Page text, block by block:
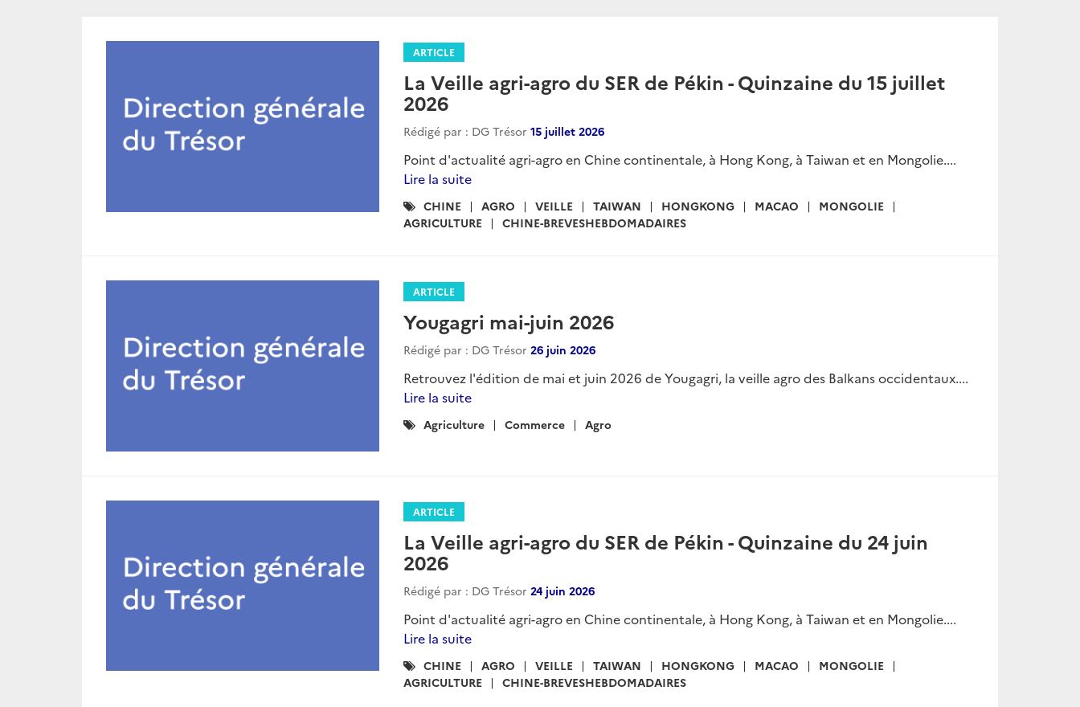
ARTICLE
La Veille agri-agro du SER de Pékin - Quinzaine du 15 juillet
2026
Rédigé par : DG Trésor 15 juillet 2026
Point d'actualité agri-agro en Chine continentale, à Hong Kong, à Taiwan et en Mongolie....
Lire la suite
Catégories
:
CHINE AGRO VEILLE TAIWAN HONGKONG MACAO
MONGOLIE
AGRICULTURE
CHINE-BREVESHEBDOMADAIRES
ARTICLE
Yougagri mai-juin 2026
Rédigé par : DG Trésor 26 juin 2026
Retrouvez l'édition de mai et juin 2026 de Yougagri, la veille agro des Balkans occidentaux....
Lire la suite
Catégories
Agriculture Commerce Agro
ARTICLE
La Veille agri-agro du SER de Pékin - Quinzaine du 24 juin
2026
Rédigé par : DG Trésor 24 juin 2026
Point d'actualité agri-agro en Chine continentale, à Hong Kong, à Taiwan et en Mongolie....
Lire la suite
Catégories
:
CHINE AGRO VEILLE TAIWAN HONGKONG MACAO
MONGOLIE
AGRICULTURE
CHINE-BREVESHEBDOMADAIRES